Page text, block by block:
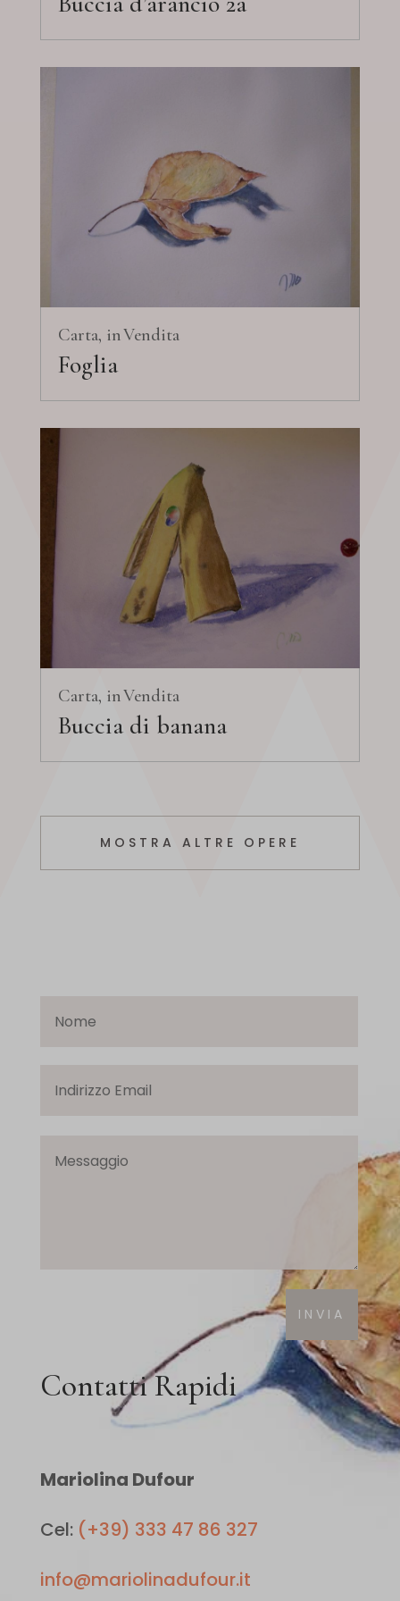
Carta Vendita
Foglia
Carta Vendita
Buccia di banana
MOSTRA ALTRE OPERE
Contatti Rapidi
Mariolina Dufour
Cel: (+39) 333 47 86 327
info@mariolinadufour.it